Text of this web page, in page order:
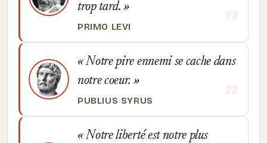
trop tard.
PRIMO LEVI
Notre pire ennemi se cache dans
notre coeur.
PUBLIUS SYRUS
Notre liberté est notre plus